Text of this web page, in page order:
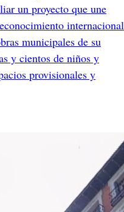
un proyecto que une
internacional
municipales de su
y cientos de niños y
provisionales y